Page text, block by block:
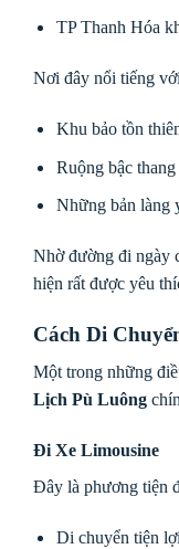
TP Thanh Hóa
Nơi đây nổi tiếng
Khu bảo tồn
Ruộng bậc thang
Những bản làng
Nhờ đường đi ngày
hiện rất được yêu
Cách Di
Một trong những
Lịch Pù Luông
Đi Xe Limousine
Đây là phương tiện
Di chuyển tiện lợi